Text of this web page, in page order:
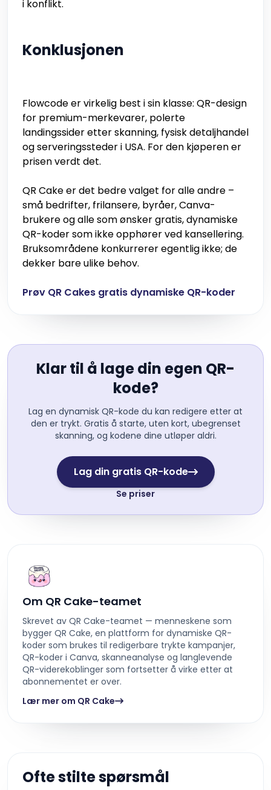
i konflikt.
Konklusjonen
Flowcode er virkelig best i sin klasse: QR-design
for premium-merkevarer, polerte
landingssider etter skanning, fysisk detaljhandel
og serveringssteder i USA. For den kjøperen er
prisen verdt det.
QR Cake er det bedre valget for alle andre –
små bedrifter, frilansere, byråer, Canva-
brukere og alle som ønsker gratis, dynamiske
QR-koder som ikke opphører ved kansellering.
Bruksområdene konkurrerer egentlig ikke; de
dekker bare ulike behov.
Prøv QR Cakes gratis dynamiske QR-koder
Klar til å lage din egen QR-
kode?
Lag en dynamisk QR-kode du kan redigere etter at
den er trykt. Gratis å starte, uten kort, ubegrenset
skanning, og kodene dine utløper aldri.
Lag din gratis QR-kode
Se priser
Om QR Cake-teamet
Skrevet av QR Cake-teamet — menneskene som
bygger QR Cake, en plattform for dynamiske QR-
koder som brukes til redigerbare trykte kampanjer,
QR-koder i Canva, skanneanalyse og langlevende
QR-viderekoblinger som fortsetter å virke etter at
abonnementet er over.
Lær mer om QR Cake
Ofte stilte spørsmål